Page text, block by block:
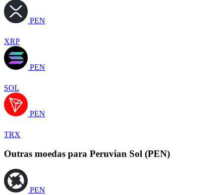
PEN
XRP
PEN
SOL
PEN
TRX
Outras moedas para Peruvian Sol (PEN)
PEN